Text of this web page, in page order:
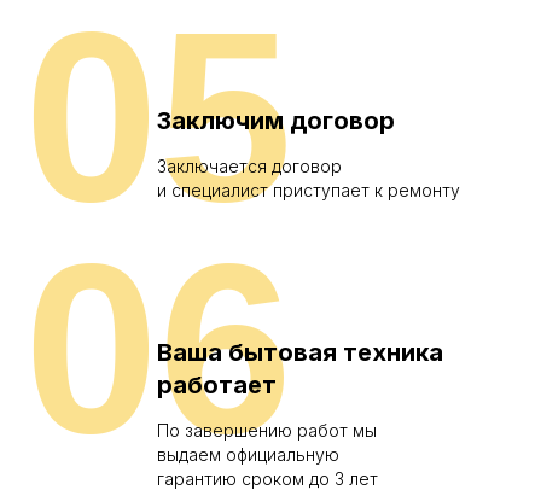
Заключим договор
Заключается договор
и специалист приступает к ремонту
05
Ваша бытовая техника
работает
По завершению работ мы
выдаем официальную
гарантию сроком до 3 лет
06